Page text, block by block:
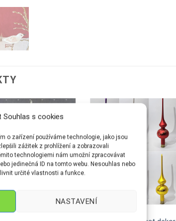
Souhlas s cookies
o zařízení používáme technologie, jako jsou
zážitek z prohlížení a zobrazovali
technologiemi nám umožní zpracovávat
jedinečná ID na tomto webu. Nesouhlas nebo
určité vlastnosti a funkce.
NASTAVENÍ